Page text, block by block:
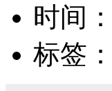
时间：
标签：